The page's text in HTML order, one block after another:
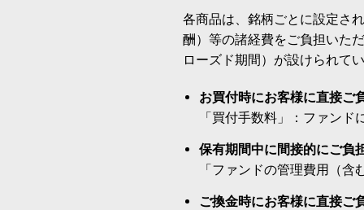
各商品は、銘柄ごとに設定さ
酬）等の諸経費をご負担いた
ローズド期間）が設けられて
お買付時にお客様に直接ご
「買付手数料」：ファンド
保有期間中に間接的にご負
「ファンドの管理費用（
ご換金時にお客様に直接ご